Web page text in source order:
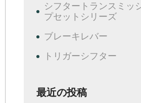
シフタートランスミッ
プセットシリーズ
ブレーキレバー
トリガーシフター
最近の投稿